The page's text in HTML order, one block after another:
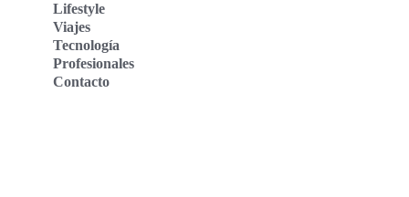
Lifestyle
Viajes
Tecnología
Profesionales
Contacto